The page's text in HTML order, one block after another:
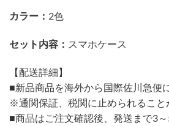
カラー： 2色
セット内容： スマホケース
【配送詳細】
■新品商品を海外から国際佐川急便
※通関保証、税関に止められること
■商品はご注文確認後、発送まで3